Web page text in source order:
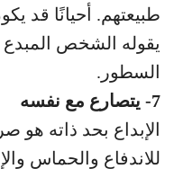
طبيعتهم. أحيانًا قد
يقوله الشخص المبدع
السطور.
7- يتصارع مع نفسه
الإبداع بحد ذاته
للاندفاع والحماس